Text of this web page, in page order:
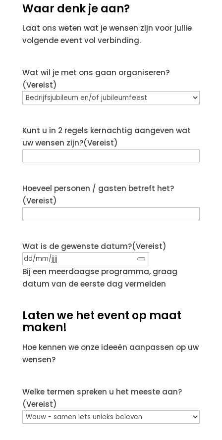
Waar denk je aan?
Laat ons weten wat je wensen zijn voor jullie
volgende event vol verbinding.
Wat wil je met ons gaan organiseren?
(Vereist)
Kunt u in 2 regels kernachtig aangeven wat
uw wensen zijn?(Vereist)
Hoeveel personen / gasten betreft het?
(Vereist)
Wat is de gewenste datum?(Vereist)
Bij een meerdaagse programma, graag
datum van de eerste dag vermelden
Laten we het event op maat
maken!
Hoe kennen we onze ideeën aanpassen op uw
wensen?
Welke termen spreken u het meeste aan?
(Vereist)